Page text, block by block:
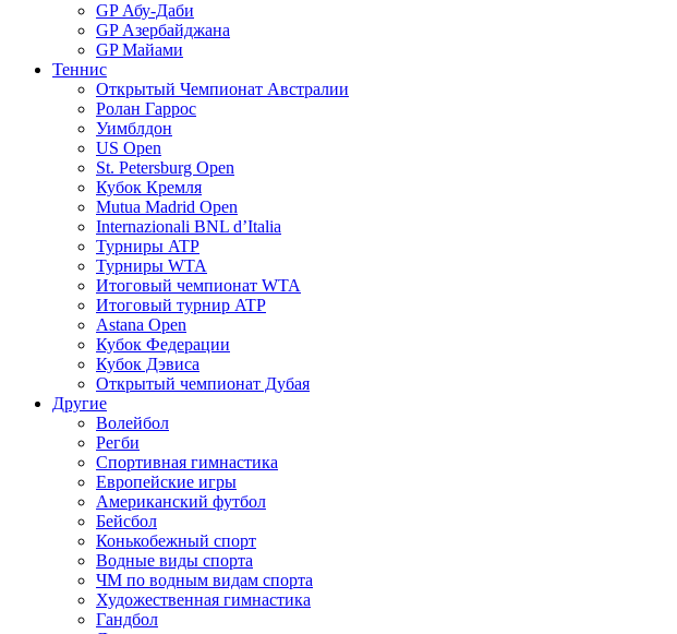
GP Абу-Даби
GP Азербайджана
GP Майами
Теннис
Открытый Чемпионат Австралии
Ролан Гаррос
Уимблдон
US Open
St. Petersburg Open
Кубок Кремля
Mutua Madrid Open
Internazionali BNL d’Italia
Турниры ATP
Турниры WTA
Итоговый чемпионат WTA
Итоговый турнир ATP
Astana Open
Кубок Федерации
Кубок Дэвиса
Открытый чемпионат Дубая
Другие
Волейбол
Регби
Спортивная гимнастика
Европейские игры
Американский футбол
Бейсбол
Конькобежный спорт
Водные виды спорта
ЧМ по водным видам спорта
Художественная гимнастика
Гандбол